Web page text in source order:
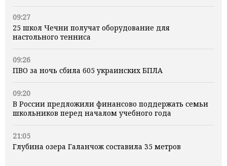
09:27
25 школ Чечни получат оборудование для
настольного тенниса
09:26
ПВО за ночь сбила 605 украинских БПЛА
09:20
В России предложили финансово поддержать семьи
школьников перед началом учебного года
21:05
Глубина озера Галанчож составила 35 метров